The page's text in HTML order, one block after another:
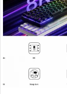
1.690.000₫.